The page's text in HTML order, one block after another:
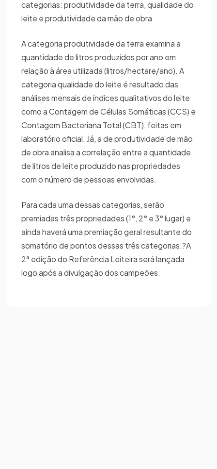
categorias: produtividade da terra, qualidade do
leite e produtividade da mão de obra
A categoria produtividade da terra examina a
quantidade de litros produzidos por ano em
relação à área utilizada (litros/hectare/ano). A
categoria qualidade do leite é resultado das
análises mensais de índices qualitativos do leite
como a Contagem de Células Somáticas (CCS) e
Contagem Bacteriana Total (CBT), feitas em
laboratório oficial. Já, a de produtividade de mão
de obra analisa a correlação entre a quantidade
de litros de leite produzido nas propriedades
com o número de pessoas envolvidas.
Para cada uma dessas categorias, serão
premiadas três propriedades (1°, 2° e 3° lugar) e
ainda haverá uma premiação geral resultante do
somatório de pontos dessas três categorias.?A
2ª edição do Referência Leiteira será lançada
logo após a divulgação dos campeões.